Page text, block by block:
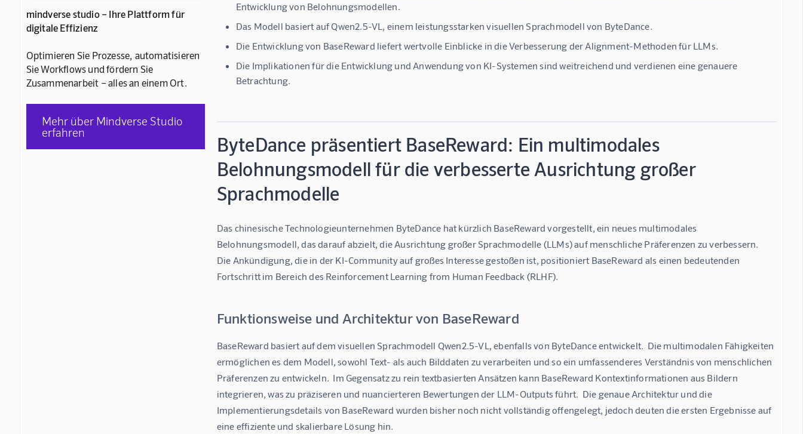
mindverse studio – Ihre Plattform für
digitale Effizienz
Optimieren Sie Prozesse, automatisieren
Sie Workflows und fördern Sie
Zusammenarbeit – alles an einem Ort.
Mehr über Mindverse Studio
erfahren
Entwicklung von Belohnungsmodellen.
Das Modell basiert auf Qwen2.5-VL, einem leistungsstarken visuellen Sprachmodell von ByteDance.
Die Entwicklung von BaseReward liefert wertvolle Einblicke in die Verbesserung der Alignment-Methoden für LLMs.
Die Implikationen für die Entwicklung und Anwendung von KI-Systemen sind weitreichend und verdienen eine genauere
Betrachtung.
ByteDance präsentiert BaseReward: Ein multimodales
Belohnungsmodell für die verbesserte Ausrichtung großer
Sprachmodelle
Das chinesische Technologieunternehmen ByteDance hat kürzlich BaseReward vorgestellt, ein neues multimodales
Belohnungsmodell, das darauf abzielt, die Ausrichtung großer Sprachmodelle (LLMs) auf menschliche Präferenzen zu verbessern.
Die Ankündigung, die in der KI-Community auf großes Interesse gestoßen ist, positioniert BaseReward als einen bedeutenden
Fortschritt im Bereich des Reinforcement Learning from Human Feedback (RLHF).
Funktionsweise und Architektur von BaseReward
BaseReward basiert auf dem visuellen Sprachmodell Qwen2.5-VL, ebenfalls von ByteDance entwickelt.  Die multimodalen Fähigkeiten
ermöglichen es dem Modell, sowohl Text- als auch Bilddaten zu verarbeiten und so ein umfassenderes Verständnis von menschlichen
Präferenzen zu entwickeln.  Im Gegensatz zu rein textbasierten Ansätzen kann BaseReward Kontextinformationen aus Bildern
integrieren, was zu präziseren und nuancierteren Bewertungen der LLM-Outputs führt.  Die genaue Architektur und die
Implementierungsdetails von BaseReward wurden bisher noch nicht vollständig offengelegt, jedoch deuten die ersten Ergebnisse auf
eine effiziente und skalierbare Lösung hin.